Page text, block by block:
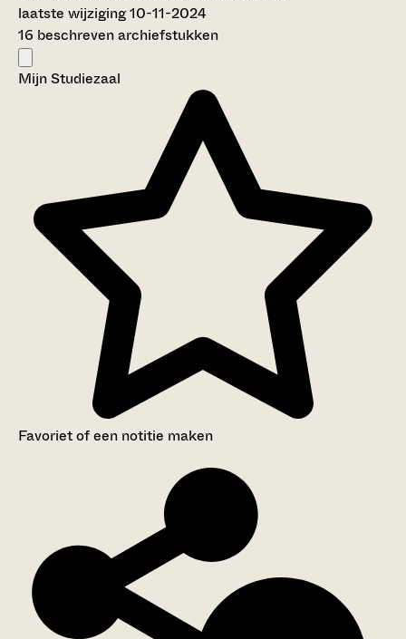
laatste wijziging 10-11-2024
16 beschreven archiefstukken
Mijn Studiezaal
Favoriet of een notitie maken